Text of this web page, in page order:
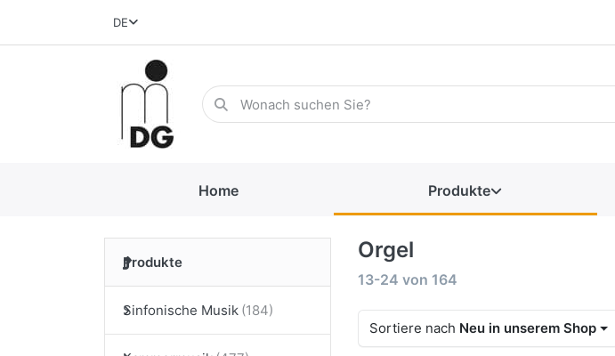
DE
Home Produkte
Produkte
Sinfonische Musik
Orgel
13-24 von 164
Sortiere nach Neu in unserem Shop